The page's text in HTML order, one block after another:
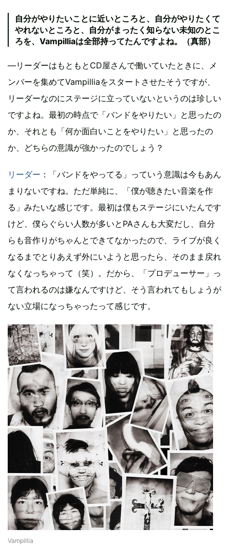
自分がやりたいことに近いところと、自分がやりたくて
やれないところと、自分がまったく知らない未知のとこ
ろを、Vampilliaは全部持ってたんですよね。（真部）
―リーダーはもともとCD屋さんで働いていたときに、メ
ンバーを集めてVampilliaをスタートさせたそうですが、
リーダーなのにステージに立っていないというのは珍しい
ですよね。最初の時点で「バンドをやりたい」と思ったの
か、それとも「何か面白いことをやりたい」と思ったの
か、どちらの意識が強かったのでしょう？
リーダー ：「バンドをやってる」っていう意識は今もあん
まりないですね。ただ単純に、「僕が聴きたい音楽を作
る」みたいな感じです。最初は僕もステージにいたんです
けど、僕らぐらい人数が多いとPAさんも大変だし、自分
らも音作りがちゃんとできてなかったので、ライブが良く
なるまでとりあえず外にいようと思ったら、そのまま戻れ
なくなっちゃって（笑）。だから、「プロデューサー」っ
て言われるのは嫌なんですけど、そう言われてもしょうが
ない立場になっちゃったって感じです。
Vampillia